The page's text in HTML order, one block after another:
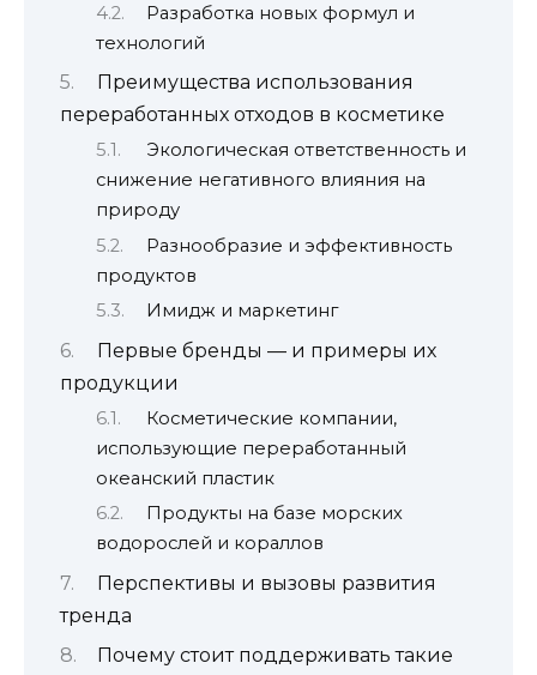
Разработка новых формул и
технологий
Преимущества использования
переработанных отходов в косметике
Экологическая ответственность и
снижение негативного влияния на
природу
Разнообразие и эффективность
продуктов
Имидж и маркетинг
Первые бренды — и примеры их
продукции
Косметические компании,
использующие переработанный
океанский пластик
Продукты на базе морских
водорослей и кораллов
Перспективы и вызовы развития
тренда
Почему стоит поддерживать такие